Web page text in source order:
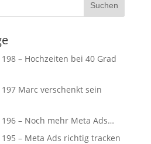
– Hochzeiten bei 40 Grad
Marc verschenkt sein
196 – Noch mehr Meta Ads…
195 – Meta Ads richtig tracken